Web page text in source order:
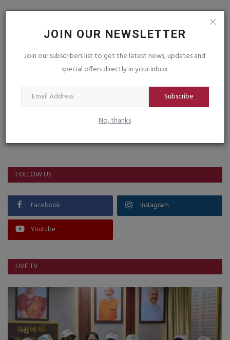
JOIN OUR NEWSLETTER
Join our subscribers list to get the latest news, updates and
special offers directly in your inbox
Subscribe
No, thanks
Post Comment
FOLLOW US
Facebook Instagram
Youtube
LIVE TV